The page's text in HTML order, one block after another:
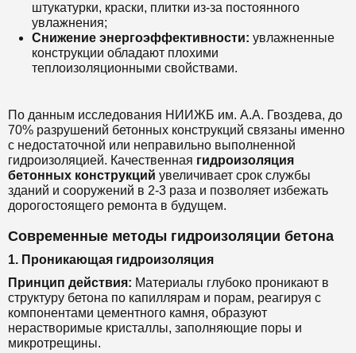
штукатурки, краски, плитки из-за постоянного
увлажнения;
Снижение энергоэффективности: увлажненные
конструкции обладают плохими
теплоизоляционными свойствами.
По данным исследования НИИЖБ им. А.А. Гвоздева, до
70% разрушений бетонных конструкций связаны именно
с недостаточной или неправильно выполненной
гидроизоляцией. Качественная гидроизоляция
бетонных конструкций увеличивает срок службы
зданий и сооружений в 2-3 раза и позволяет избежать
дорогостоящего ремонта в будущем.
Современные методы гидроизоляции бетона
1. Проникающая гидроизоляция
Принцип действия: Материалы глубоко проникают в
структуру бетона по капиллярам и порам, реагируя с
компонентами цементного камня, образуют
нерастворимые кристаллы, заполняющие поры и
микротрещины.